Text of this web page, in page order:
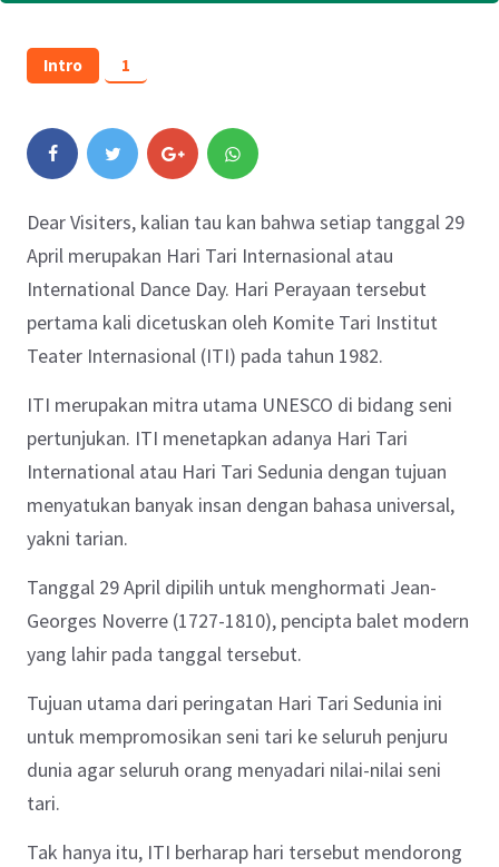
Intro 1
Dear Visiters, kalian tau kan bahwa setiap tanggal 29
April merupakan Hari Tari Internasional atau
International Dance Day. Hari Perayaan tersebut
pertama kali dicetuskan oleh Komite Tari Institut
Teater Internasional (ITI) pada tahun 1982.
ITI merupakan mitra utama UNESCO di bidang seni
pertunjukan. ITI menetapkan adanya Hari Tari
International atau Hari Tari Sedunia dengan tujuan
menyatukan banyak insan dengan bahasa universal,
yakni tarian.
Tanggal 29 April dipilih untuk menghormati Jean-
Georges Noverre (1727-1810), pencipta balet modern
yang lahir pada tanggal tersebut.
Tujuan utama dari peringatan Hari Tari Sedunia ini
untuk mempromosikan seni tari ke seluruh penjuru
dunia agar seluruh orang menyadari nilai-nilai seni
tari.
Tak hanya itu, ITI berharap hari tersebut mendorong